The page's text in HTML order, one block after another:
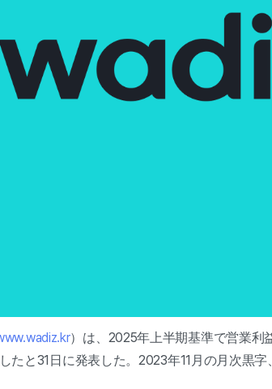
）は、2025年上半期基準で営業利
たと31日に発表した。2023年11月の月次黒